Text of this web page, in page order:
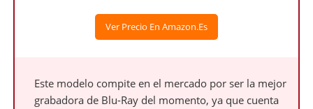
Ver Precio En Amazon.es
Este modelo compite en el mercado por ser la mejor
grabadora de Blu-Ray del momento, ya que cuenta